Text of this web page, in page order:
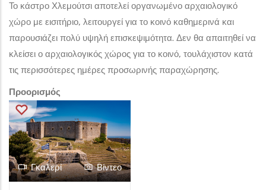
Το κάστρο Χλεμούτσι αποτελεί οργανωμένο αρχαιολογικό
χώρο με εισιτήριο, λειτουργεί για το κοινό καθημερινά και
παρουσιάζει πολύ υψηλή επισκεψιμότητα. Δεν θα απαιτηθεί να
κλείσει ο αρχαιολογικός χώρος για το κοινό, τουλάχιστον κατά
τις περισσότερες ημέρες προσωρινής παραχώρησης.
Προορισμός
Γκαλερί Βίντεο